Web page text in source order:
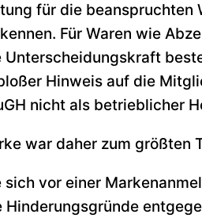
für die beanspruchten
Für Waren wie
Hinweis auf die
nicht als betrieblicher
war daher zum größten
sich vor einer
Hinderungsgründe